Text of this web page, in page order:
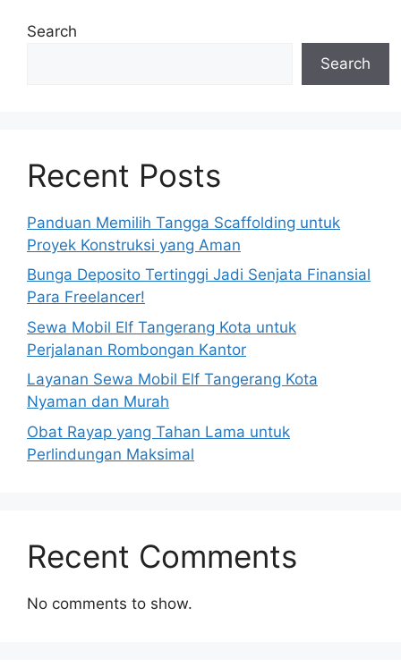
Search
Search
Recent Posts
Panduan Memilih Tangga Scaffolding untuk
Proyek Konstruksi yang Aman
Bunga Deposito Tertinggi Jadi Senjata Finansial
Para Freelancer!
Sewa Mobil Elf Tangerang Kota untuk
Perjalanan Rombongan Kantor
Layanan Sewa Mobil Elf Tangerang Kota
Nyaman dan Murah
Obat Rayap yang Tahan Lama untuk
Perlindungan Maksimal
Recent Comments
No comments to show.